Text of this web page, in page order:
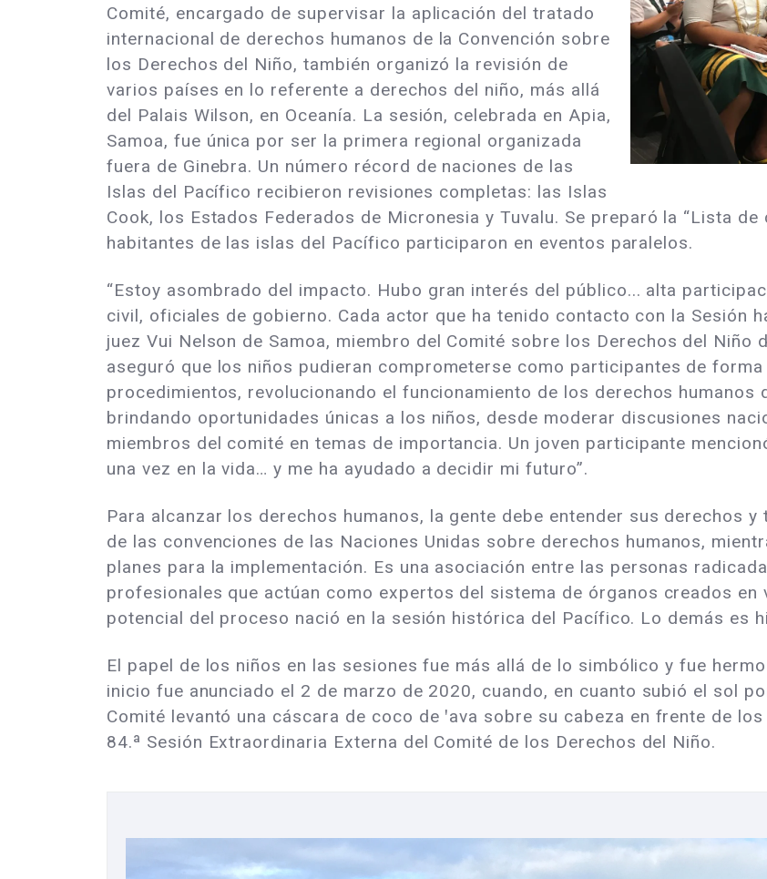
Comité, encargado de supervisar la aplicación del tratado
internacional de derechos humanos de la Convención sobre
los Derechos del Niño, también organizó la revisión de
varios países en lo referente a derechos del niño, más allá
del Palais Wilson, en Oceanía. La sesión, celebrada en Apia,
Samoa, fue única por ser la primera regional organizada
fuera de Ginebra. Un número récord de naciones de las
Islas del Pacífico recibieron revisiones completas: las Islas
Cook, los Estados Federados de Micronesia y Tuvalu. Se preparó la “Lista
habitantes de las islas del Pacífico participaron en eventos paralelos.
“Estoy asombrado del impacto. Hubo gran interés del público... alta
civil, oficiales de gobierno. Cada actor que ha tenido contacto con la Sesión
juez Vui Nelson de Samoa, miembro del Comité sobre los Derechos del Niño
aseguró que los niños pudieran comprometerse como participantes de
procedimientos, revolucionando el funcionamiento de los derechos humanos
brindando oportunidades únicas a los niños, desde moderar discusiones
miembros del comité en temas de importancia. Un joven participante
una vez en la vida… y me ha ayudado a decidir mi futuro”.
Para alcanzar los derechos humanos, la gente debe entender sus derechos
de las convenciones de las Naciones Unidas sobre derechos humanos,
planes para la implementación. Es una asociación entre las personas
profesionales que actúan como expertos del sistema de órganos creados
potencial del proceso nació en la sesión histórica del Pacífico. Lo demás es
El papel de los niños en las sesiones fue más allá de lo simbólico y fue
inicio fue anunciado el 2 de marzo de 2020, cuando, en cuanto subió el sol
Comité levantó una cáscara de coco de ꞌava sobre su cabeza en frente de
84.ª Sesión Extraordinaria Externa del Comité de los Derechos del Niño.